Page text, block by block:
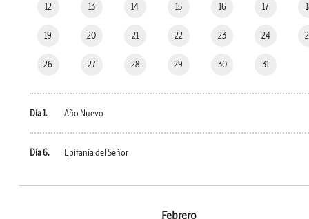
12 13 14 15 16 17
19 20 21 22 23 24
26 27 28 29 30 31
Día 1. Año Nuevo
Día 6. Epifanía del Señor
Febrero